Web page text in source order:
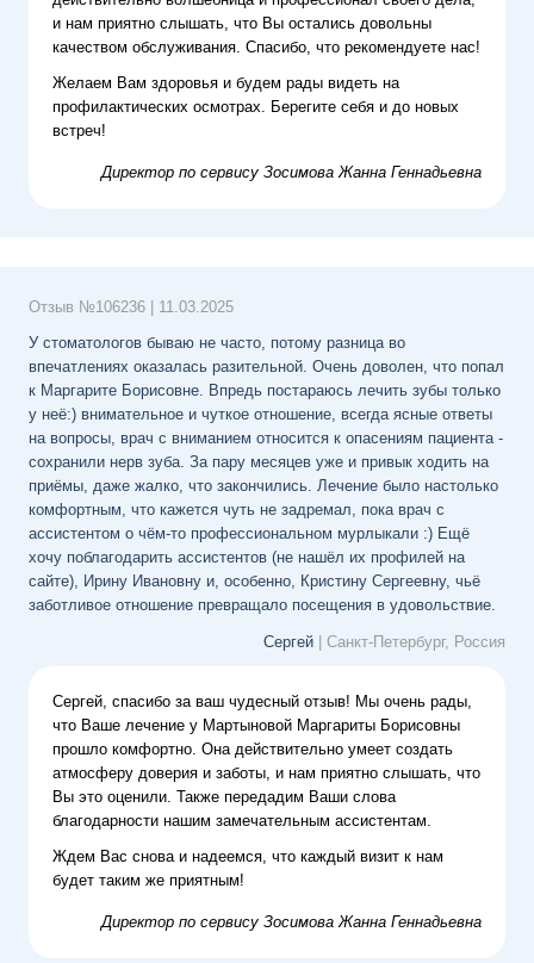
и нам приятно слышать, что Вы остались довольны
качеством обслуживания. Спасибо, что рекомендуете нас!
Желаем Вам здоровья и будем рады видеть на
профилактических осмотрах. Берегите себя и до новых
встреч!
Директор по сервису Зосимова Жанна Геннадьевна
Отзыв №106236
11.03.2025
У стоматологов бываю не часто, потому разница во
впечатлениях оказалась разительной. Очень доволен, что попал
к Маргарите Борисовне. Впредь постараюсь лечить зубы только
у неё:) внимательное и чуткое отношение, всегда ясные ответы
на вопросы, врач с вниманием относится к опасениям пациента -
сохранили нерв зуба. За пару месяцев уже и привык ходить на
приёмы, даже жалко, что закончились. Лечение было настолько
комфортным, что кажется чуть не задремал, пока врач с
ассистентом о чём-то профессиональном мурлыкали :) Ещё
хочу поблагодарить ассистентов (не нашёл их профилей на
сайте), Ирину Ивановну и, особенно, Кристину Сергеевну, чьё
заботливое отношение превращало посещения в удовольствие.
Сергей | Санкт-Петербург, Россия
Сергей, спасибо за ваш чудесный отзыв! Мы очень рады,
что Ваше лечение у Мартыновой Маргариты Борисовны
прошло комфортно. Она действительно умеет создать
атмосферу доверия и заботы, и нам приятно слышать, что
Вы это оценили. Также передадим Ваши слова
благодарности нашим замечательным ассистентам.
Ждем Вас снова и надеемся, что каждый визит к нам
будет таким же приятным!
Директор по сервису Зосимова Жанна Геннадьевна